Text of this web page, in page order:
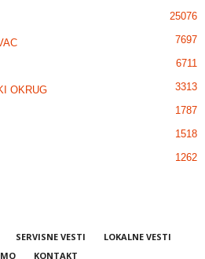
25076
7697
6711
OKRUG 3313
1787
1518
1262
SERVISNE VESTI
LOKALNE VESTI
KONTAKT